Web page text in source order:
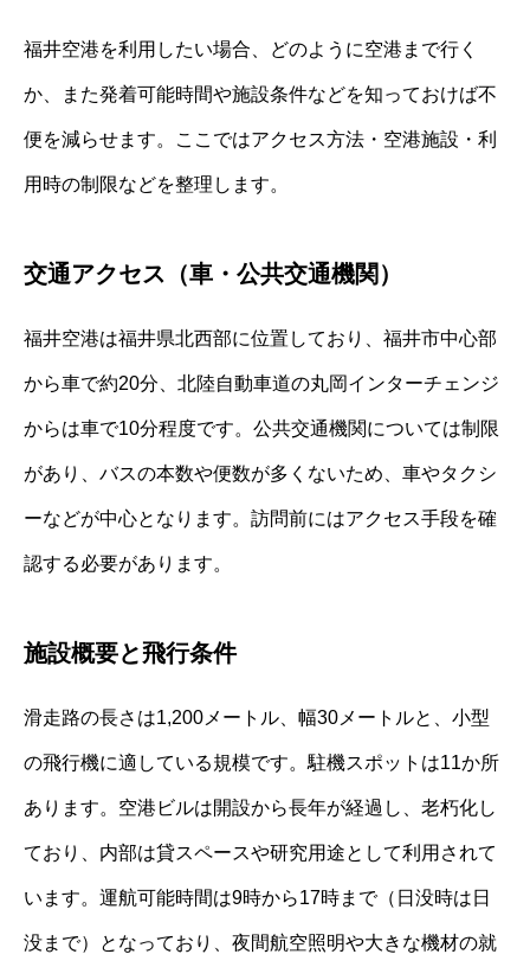
福井空港を利用したい場合、どのように空港まで行く
か、また発着可能時間や施設条件などを知っておけば不
便を減らせます。ここではアクセス方法・空港施設・利
用時の制限などを整理します。
交通アクセス（車・公共交通機関）
福井空港は福井県北西部に位置しており、福井市中心部
から車で約20分、北陸自動車道の丸岡インターチェンジ
からは車で10分程度です。公共交通機関については制限
があり、バスの本数や便数が多くないため、車やタクシ
ーなどが中心となります。訪問前にはアクセス手段を確
認する必要があります。
施設概要と飛行条件
滑走路の長さは1,200メートル、幅30メートルと、小型
の飛行機に適している規模です。駐機スポットは11か所
あります。空港ビルは開設から長年が経過し、老朽化し
ており、内部は貸スペースや研究用途として利用されて
います。運航可能時間は9時から17時まで（日没時は日
没まで）となっており、夜間航空照明や大きな機材の就